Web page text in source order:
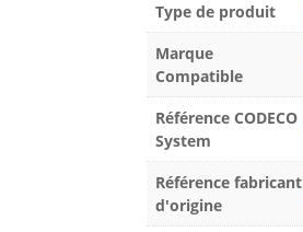
Type de produit
Marque
Compatible
Référence CODECO
System
Référence fabricant
d'origine